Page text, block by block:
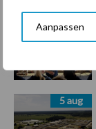
Aanpassen
5 aug